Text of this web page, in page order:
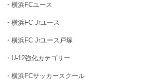
・横浜FCユース
・横浜FC Jrユース
・横浜FC Jrユース戸塚
・U-12強化カテゴリー
・横浜FCサッカースクール